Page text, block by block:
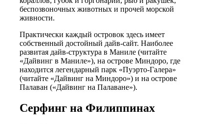
беспозвоночных животных и прочей морской
живности.
Практически каждый островок здесь имеет
собственный достойный дайв-сайт. Наиболее
развитая дайв-структура в Маниле (читайте
«Дайвинг в Маниле»), на острове Миндоро, где
находится легендарный парк «Пуэрто-Галера»
(читайте «Дайвинг на Миндоро») и на острове
Палаван («Дайвинг на Палаване»).
Серфинг на Филиппинах